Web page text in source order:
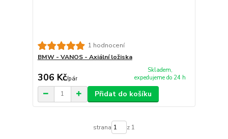
1 hodnocení
BMW - VANOS - Axiální ložiska
306 Kč/pár
Skladem,
expedujeme do 24 h
Přidat do košíku
strana z 1